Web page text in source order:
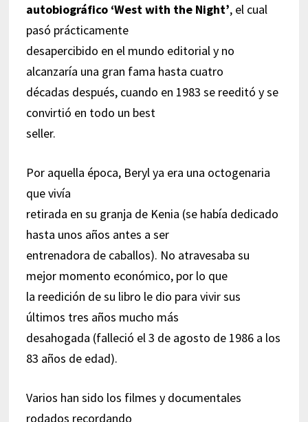
autobiográfico ‘West with the Night’, el cual
pasó prácticamente
desapercibido en el mundo editorial y no
alcanzaría una gran fama hasta cuatro
décadas después, cuando en 1983 se reeditó y se
convirtió en todo un best
seller.
Por aquella época, Beryl ya era una octogenaria
que vivía
retirada en su granja de Kenia (se había dedicado
hasta unos años antes a ser
entrenadora de caballos). No atravesaba su
mejor momento económico, por lo que
la reedición de su libro le dio para vivir sus
últimos tres años mucho más
desahogada (falleció el 3 de agosto de 1986 a los
83 años de edad).
Varios han sido los filmes y documentales
rodados recordando